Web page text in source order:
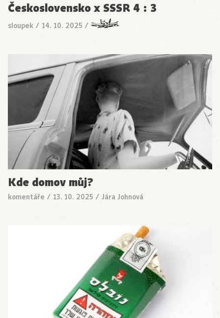
Československo x SSSR 4 : 3
sloupek / 14. 10. 2025 /
Kde domov můj?
komentáře / 13. 10. 2025 / Jára Johnová